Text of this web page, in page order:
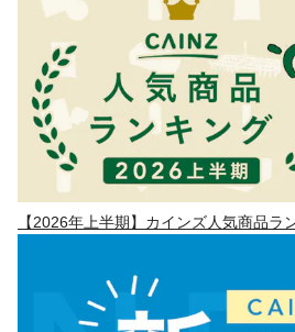
【2026年上半期】カインズ人気商品ラ